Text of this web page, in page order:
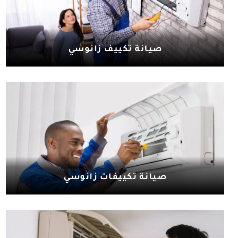
صيانة تكييف زانوسي
صيانة تكييفات زانوسي